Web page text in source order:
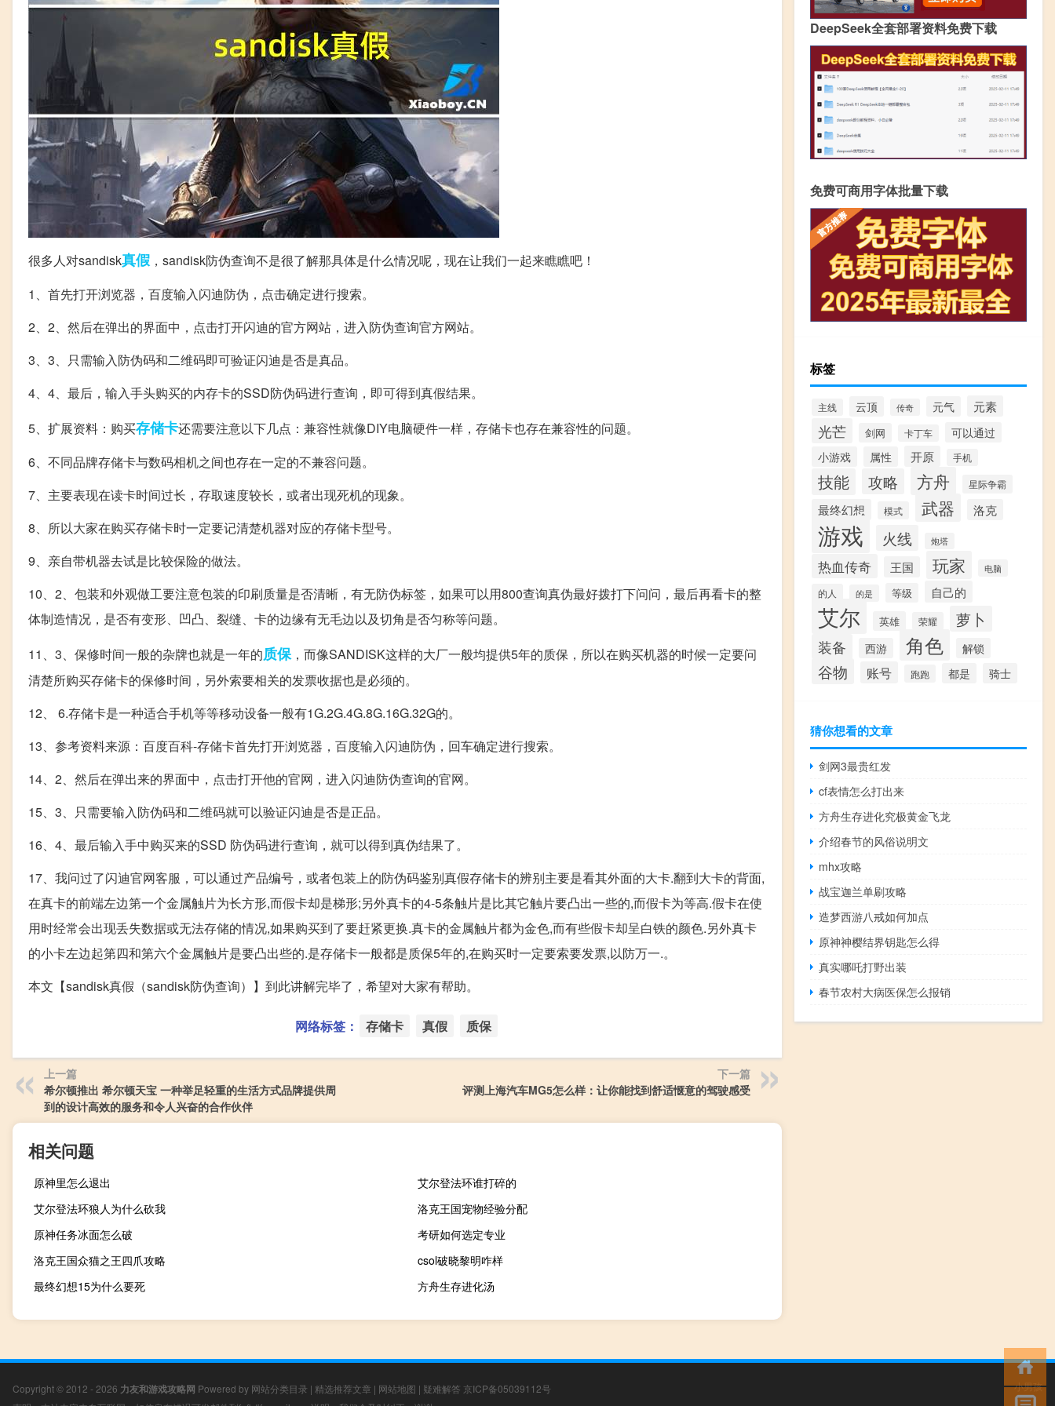
很多人对sandisk真假 ，sandisk防伪查询不是很了解那具体是什么情况呢，现在让我们一起来瞧瞧吧！
1、首先打开浏览器，百度输入闪迪防伪，点击确定进行搜索。
2、2、然后在弹出的界面中，点击打开闪迪的官方网站，进入防伪查询官方网站。
3、3、只需输入防伪码和二维码即可验证闪迪是否是真品。
4、4、最后，输入手头购买的内存卡的SSD防伪码进行查询，即可得到真假结果。
5、扩展资料：购买存储卡还需要注意以下几点：兼容性就像DIY电脑硬件一样，存储卡也存在兼容性的问题。
6、不同品牌存储卡与数码相机之间也存在一定的不兼容问题。
7、主要表现在读卡时间过长，存取速度较长，或者出现死机的现象。
8、所以大家在购买存储卡时一定要记清楚机器对应的存储卡型号。
9、亲自带机器去试是比较保险的做法。
10、2、包装和外观做工要注意包装的印刷质量是否清晰，有无防伪标签，如果可以用800查询真伪最好拨打下问问，最后再看卡的整
体制造情况，是否有变形、凹凸、裂缝、卡的边缘有无毛边以及切角是否匀称等问题。
11、3、保修时间一般的杂牌也就是一年的质保，而像SANDISK这样的大厂一般均提供5年的质保，所以在购买机器的时候一定要问
清楚所购买存储卡的保修时间，另外索要相关的发票收据也是必须的。
12、 6.存储卡是一种适合手机等等移动设备一般有1G.2G.4G.8G.16G.32G的。
13、参考资料来源：百度百科-存储卡首先打开浏览器，百度输入闪迪防伪，回车确定进行搜索。
14、2、然后在弹出来的界面中，点击打开他的官网，进入闪迪防伪查询的官网。
15、3、只需要输入防伪码和二维码就可以验证闪迪是否是正品。
16、4、最后输入手中购买来的SSD 防伪码进行查询，就可以得到真伪结果了。
17、我问过了闪迪官网客服，可以通过产品编号，或者包装上的防伪码鉴别真假存储卡的辨别主要是看其外面的大卡.翻到大卡的背面,
在真卡的前端左边第一个金属触片为长方形,而假卡却是梯形;另外真卡的4-5条触片是比其它触片要凸出一些的,而假卡为等高.假卡在使
用时经常会出现丢失数据或无法存储的情况,如果购买到了要赶紧更换.真卡的金属触片都为金色,而有些假卡却呈白铁的颜色.另外真卡
的小卡左边起第四和第六个金属触片是要凸出些的.是存储卡一般都是质保5年的,在购买时一定要索要发票,以防万一.。
本文【sandisk真假（sandisk防伪查询）】到此讲解完毕了，希望对大家有帮助。
网络标签： 存储卡 真假 质保
上一篇
希尔顿推出 希尔顿天宝 一种举足轻重的生活方式品牌提供周
到的设计高效的服务和令人兴奋的合作伙伴
下一篇
评测上海汽车MG5怎么样：让你能找到舒适惬意的驾驶感受
相关问题
原神里怎么退出
艾尔登法环谁打碎的
艾尔登法环狼人为什么砍我
洛克王国宠物经验分配
原神任务冰面怎么破
考研如何选定专业
洛克王国众猫之王四爪攻略
csol破晓黎明咋样
最终幻想15为什么要死
方舟生存进化汤
DeepSeek全套部署资料免费下载
免费可商用字体批量下载
标签
主线 云顶 传奇 元气 元素
光芒 剑网 卡丁车
可以通过
小游戏
属性 开原 手机
技能 攻略 方舟 星际争霸
最终幻想 模式 武器 洛克
游戏 火线 炮塔
热血传奇 王国 玩家 电脑
的人 的是 等级 自己的
艾尔 英雄 荣耀 萝卜
装备 西游 角色 解锁
谷物 账号 跑跑 都是 骑士
猜你想看的文章
剑网3最贵红发
cf表情怎么打出来
方舟生存进化究极黄金飞龙
介绍春节的风俗说明文
mhx攻略
战宝迦兰单刷攻略
造梦西游八戒如何加点
原神神樱结界钥匙怎么得
真实哪吒打野出装
春节农村大病医保怎么报销
Copyright © 2012 - 2026 力友和游戏攻略网 Powered by 网站分类目录 | 精选推荐文章 | 网站地图 | 疑难解答 京ICP备05039112号
小男孩